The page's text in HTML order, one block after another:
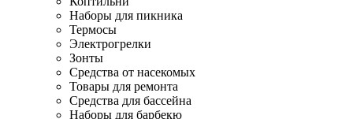
Наборы для пикника
Термосы
Электрогрелки
Зонты
Средства от насекомых
Товары для ремонта
Средства для бассейна
Наборы для барбекю